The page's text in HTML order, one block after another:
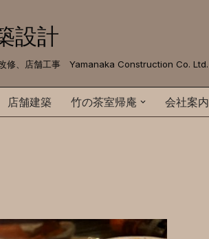
設計
修、店舗工事 Yamanaka Construction Co. Ltd.
店舗建築 竹の茶室帰庵 会社案内